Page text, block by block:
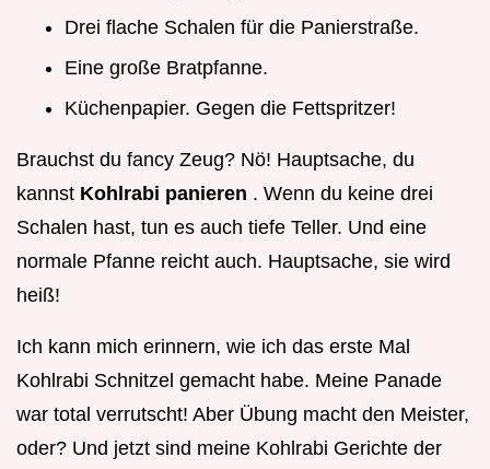
Drei flache Schalen für die Panierstraße.
Eine große Bratpfanne.
Küchenpapier. Gegen die Fettspritzer!
Brauchst du fancy Zeug? Nö! Hauptsache, du
kannst Kohlrabi panieren . Wenn du keine drei
Schalen hast, tun es auch tiefe Teller. Und eine
normale Pfanne reicht auch. Hauptsache, sie wird
heiß!
Ich kann mich erinnern, wie ich das erste Mal
Kohlrabi Schnitzel gemacht habe. Meine Panade
war total verrutscht! Aber Übung macht den Meister,
oder? Und jetzt sind meine Kohlrabi Gerichte der